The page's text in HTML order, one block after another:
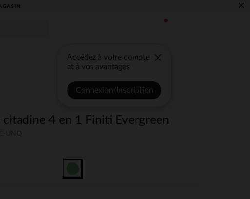
×
Accédez à votre compte
et à vos avantages
Connexion/Inscription
citadine 4 en 1 Finiti Evergreen